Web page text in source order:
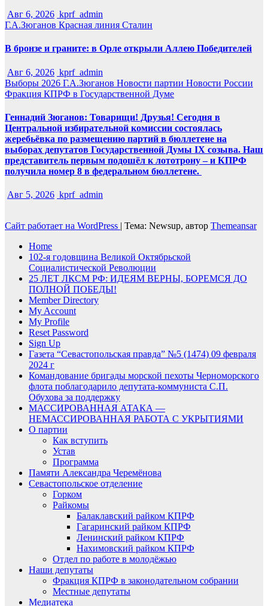
Авг 6, 2026 kprf_admin
Г.А.Зюганов Красная линия Сталин
В бронзе и граните: в Орле открыли Аллею Победителей
Авг 6, 2026 kprf_admin
Выборы 2026 Г.А.Зюганов Новости партии Новости России
Фракция КПРФ в Государственной Думе
Геннадий Зюганов: Товарищи! Друзья! Сегодня в
Центральной избирательной комиссии состоялась
жеребьёвка по размещению партий в бюллетене на
выборах депутатов Государственной Думы IX созыва. Наш
представитель первым подошёл к лототрону – и КПРФ
получила номер 8 в федеральном бюллетене.
Авг 5, 2026 kprf_admin
Сайт работает на WordPress | Тема: Newsup, автор Themeansar
Home
102-я годовщина Великой Октябрьской
Социалистической Революции
25 ЛЕТ ЛКСМ РФ: ИДЕЯМ ВЕРНЫ, БОРЕМСЯ ДО
ПОЛНОЙ ПОБЕДЫ!
Member Directory
My Account
My Profile
Reset Password
Sign Up
Газета “Севастопольская правда” №5 (1474) 09 февраля
2024 г
Командование бригады морской пехоты Черноморского
флота поблагодарило депутата-коммуниста С.П.
Обухова за поддержку
МАССИРОВАННАЯ АТАКА —
НЕМАССИРОВАННАЯ РАБОТА С УКРЫТИЯМИ
О партии
Как вступить
Устав
Программа
Памяти Александра Черемёнова
Севастопольское отделение
Горком
Райкомы
Балаклавский райком КПРФ
Гагаринский райком КПРФ
Ленинский райком КПРФ
Нахимовский райком КПРФ
Отдел по работе в молодёжью
Наши депутаты
Фракция КПРФ в законодательном собрании
Местные депутаты
Медиатека